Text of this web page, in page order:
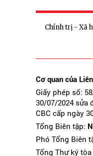
Chính trị - Xã
Cơ quan của
Giấy phép số:
30/07/2024 sửa
CBC cấp ngày
Tổng Biên tập:
Phó Tổng Biên
Tổng Thư ký